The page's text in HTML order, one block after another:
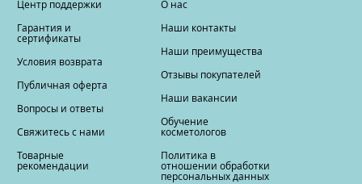
Центр поддержки
Гарантия и
сертификаты
Условия возврата
Публичная оферта
Вопросы и ответы
Свяжитесь с нами
Товарные
рекомендации
О нас
Наши контакты
Наши преимущества
Отзывы покупателей
Наши вакансии
Обучение
косметологов
Политика в
отношении обработки
персональных данных